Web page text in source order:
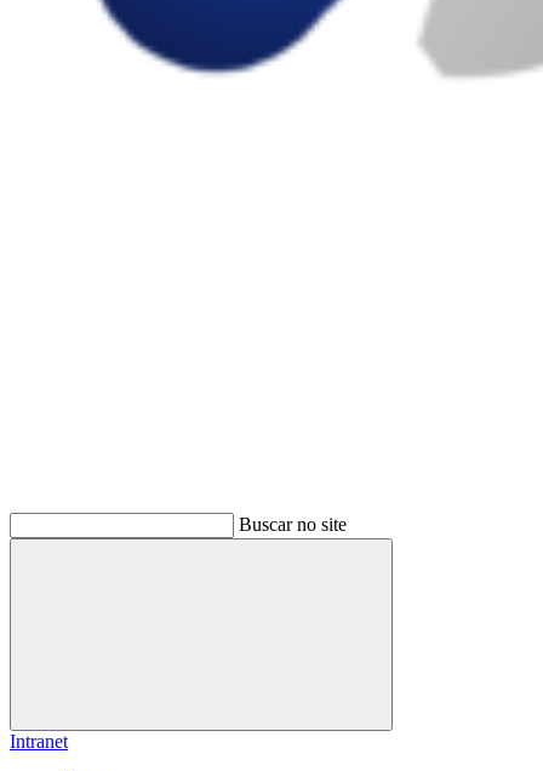
Buscar no site
Buscar
Intranet